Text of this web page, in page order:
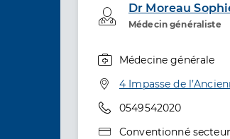
Dr Moreau
Médecin généraliste
Professionel
Médecine générale
Adresse
4 Impasse de
Téléphone
0549542020
Type de convention
Conventionné secteur